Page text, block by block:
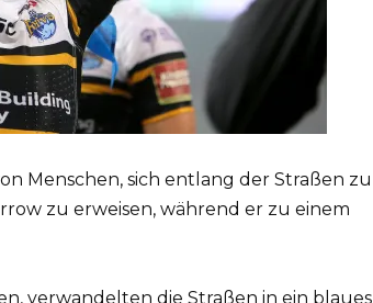
Menschen, sich entlang der Straßen zu
zu erweisen, während er zu einem
verwandelten die Straßen in ein blaues